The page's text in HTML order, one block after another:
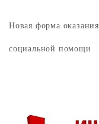
Новая форма оказания
социальной помощи